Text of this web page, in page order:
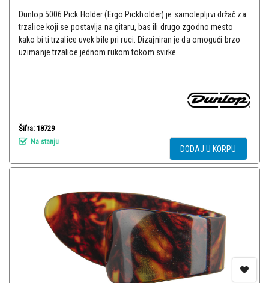
Dunlop 5006 Pick Holder (Ergo Pickholder) je samolepljivi držač za
trzalice koji se postavlja na gitaru, bas ili drugo zgodno mesto
kako bi ti trzalice uvek bile pri ruci. Dizajniran je da omogući brzo
uzimanje trzalice jednom rukom tokom svirke.
Šifra: 18729
Na stanju
DODAJ U KORPU